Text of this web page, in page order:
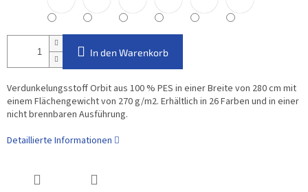
In den Warenkorb
Verdunkelungsstoff Orbit aus 100 % PES in einer Breite von 280 cm mit
einem Flächengewicht von 270 g/m2. Erhältlich in 26 Farben und in einer
nicht brennbaren Ausführung.
Detaillierte Informationen